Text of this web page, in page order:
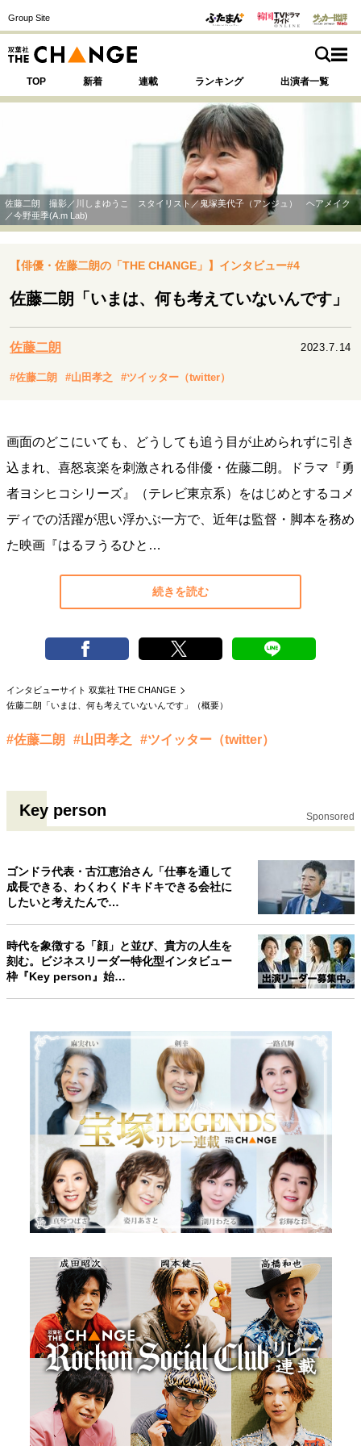
Group Site
TOP 新着 連載 ランキング 出演者一覧
運命を変えた出会い 決断の裏側
挫折からの再起
表現者の葛藤
人生が動いた日 10代の挫折と原点
経営・ビジネス
リーダーの流儀 変革の原動力
次世代へのバトン
トップが描く未来
マインドセット
忘れられない言葉
10代・20代の土台
ライフスタイル・生き方
40代からの景色 50代のリアル
美しさの哲学
私を彩るエッセンス
社会・カルチャー・マネー
地域とつながる/お金との付き合い方
佐藤二朗 撮影／川しまゆうこ スタイリスト／鬼塚美代子（アンジュ） ヘアメイク
／今野亜季(A.m Lab)
【俳優・佐藤二朗の「THE CHANGE」】インタビュー#4
佐藤二朗「いまは、何も考えていないんです」
佐藤二朗 2023.7.14
#佐藤二朗 #山田孝之 #ツイッター（twitter）
画面のどこにいても、どうしても追う目が止められずに引き
込まれ、喜怒哀楽を刺激される俳優・佐藤二朗。ドラマ『勇
者ヨシヒコシリーズ』（テレビ東京系）をはじめとするコメ
ディでの活躍が思い浮かぶ一方で、近年は監督・脚本を務め
た映画『はるヲうるひと…
続きを読む
インタビューサイト 双葉社 THE CHANGE
佐藤二朗「いまは、何も考えていないんです」（概要）
#佐藤二朗 #山田孝之 #ツイッター（twitter）
Key person Sponsored
ゴンドラ代表・古江恵治さん「仕事を通して
成長できる、わくわくドキドキできる会社に
したいと考えたんで…
時代を象徴する「顔」と並び、貴方の人生を
刻む。ビジネスリーダー特化型インタビュー
枠『Key person』始…